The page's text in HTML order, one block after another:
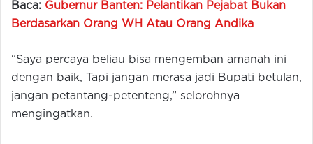
Baca: Gubernur Banten: Pelantikan Pejabat Bukan
Berdasarkan Orang WH Atau Orang Andika
“Saya percaya beliau bisa mengemban amanah ini
dengan baik, Tapi jangan merasa jadi Bupati betulan,
jangan petantang-petenteng,” selorohnya
mengingatkan.